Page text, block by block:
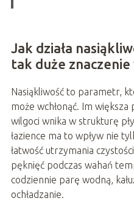
Jak działa
tak duże znaczenie
Nasiąkliwość to parametr,
może wchłonąć. Im
wilgoci wnika w strukturę
łazience ma to wpływ nie
łatwość utrzymania
pęknięć podczas wahań
codziennie parę wodną,
ochładzanie.